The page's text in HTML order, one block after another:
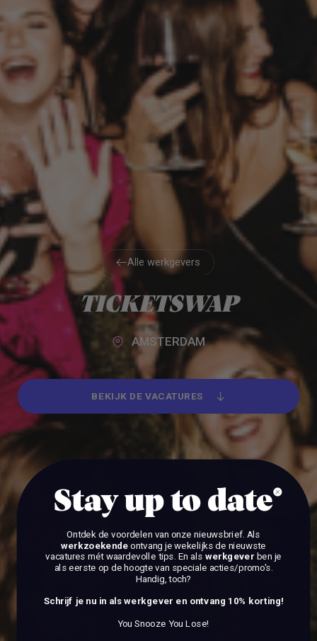
Alle werkgevers
TICKETSWAP
AMSTERDAM
BEKIJK DE VACATURES
BEKIJK DE VACATURES
Stay up to date
Ontdek de voordelen van onze nieuwsbrief. Als
werkzoekendeontvang je wekelijks de nieuwste
vacatures mét waardevolle tips. En als werkgever ben je
als eerste op de hoogte van speciale acties/promo's.
Handig, toch?
Schrijf je nu in als werkgever en ontvang 10% korting!
You Snooze You Lose!